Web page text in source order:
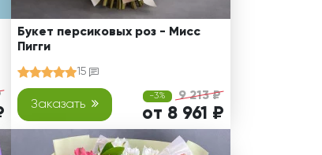
Букет персиковых роз - Мисс
Пигги
15
Заказать
-3% 9 213 ₽
от 8 961 ₽